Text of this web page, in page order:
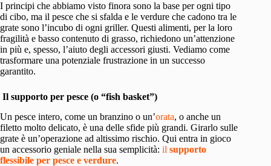
I principi che abbiamo visto finora sono la base per ogni tipo
di cibo, ma il pesce che si sfalda e le verdure che cadono tra le
grate sono l’incubo di ogni griller. Questi alimenti, per la loro
fragilità e basso contenuto di grasso, richiedono un’attenzione
in più e, spesso, l’aiuto degli accessori giusti. Vediamo come
trasformare una potenziale frustrazione in un successo
garantito.
Il supporto per pesce (o “fish basket”)
Un pesce intero, come un branzino o un’orata, o anche un
filetto molto delicato, è una delle sfide più grandi. Girarlo sulle
grate è un’operazione ad altissimo rischio. Qui entra in gioco
un accessorio geniale nella sua semplicità: il supporto
flessibile per pesce e verdure.